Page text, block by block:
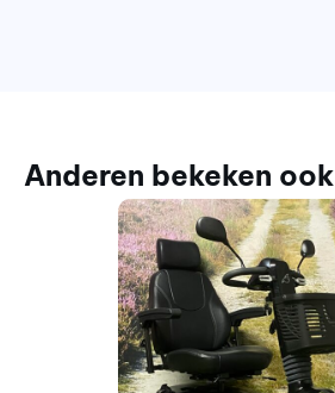
Anderen bekeken ook